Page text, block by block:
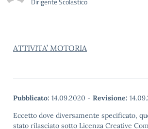
ATTIVITA’ MOTORIA
Pubblicato: 14.09.2020 - Revisione:
Eccetto dove diversamente specificato,
stato rilasciato sotto Licenza Creative